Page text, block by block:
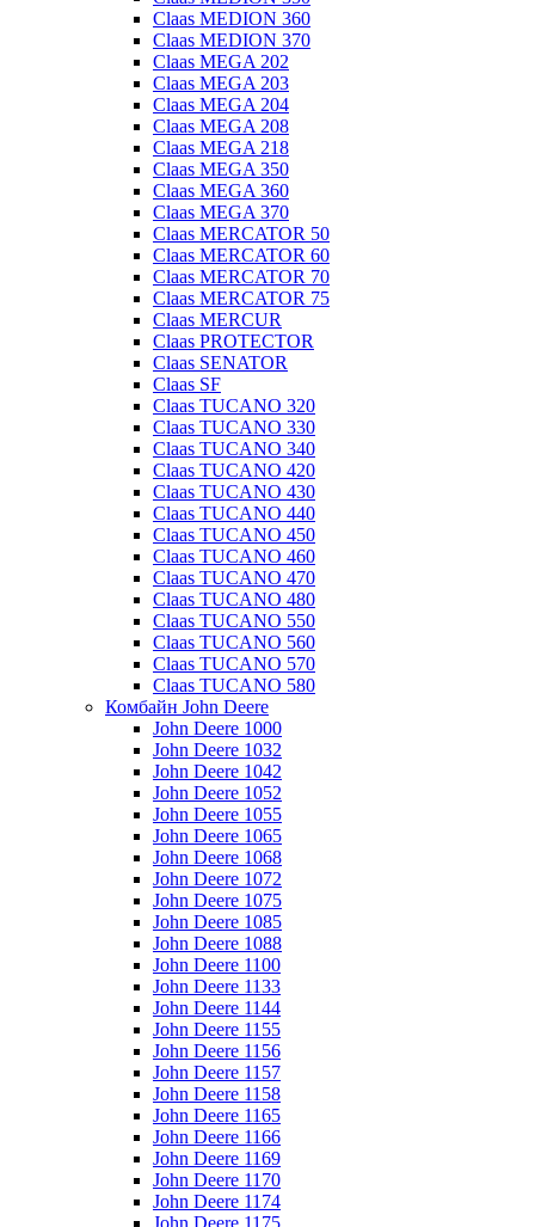
Claas MEDION 360
Claas MEDION 370
Claas MEGA 202
Claas MEGA 203
Claas MEGA 204
Claas MEGA 208
Claas MEGA 218
Claas MEGA 350
Claas MEGA 360
Claas MEGA 370
Claas MERCATOR 50
Claas MERCATOR 60
Claas MERCATOR 70
Claas MERCATOR 75
Claas MERCUR
Claas PROTECTOR
Claas SENATOR
Claas SF
Claas TUCANO 320
Claas TUCANO 330
Claas TUCANO 340
Claas TUCANO 420
Claas TUCANO 430
Claas TUCANO 440
Claas TUCANO 450
Claas TUCANO 460
Claas TUCANO 470
Claas TUCANO 480
Claas TUCANO 550
Claas TUCANO 560
Claas TUCANO 570
Claas TUCANO 580
Комбайн John Deere
John Deere 1000
John Deere 1032
John Deere 1042
John Deere 1052
John Deere 1055
John Deere 1065
John Deere 1068
John Deere 1072
John Deere 1075
John Deere 1085
John Deere 1088
John Deere 1100
John Deere 1133
John Deere 1144
John Deere 1155
John Deere 1156
John Deere 1157
John Deere 1158
John Deere 1165
John Deere 1166
John Deere 1169
John Deere 1170
John Deere 1174
John Deere 1175